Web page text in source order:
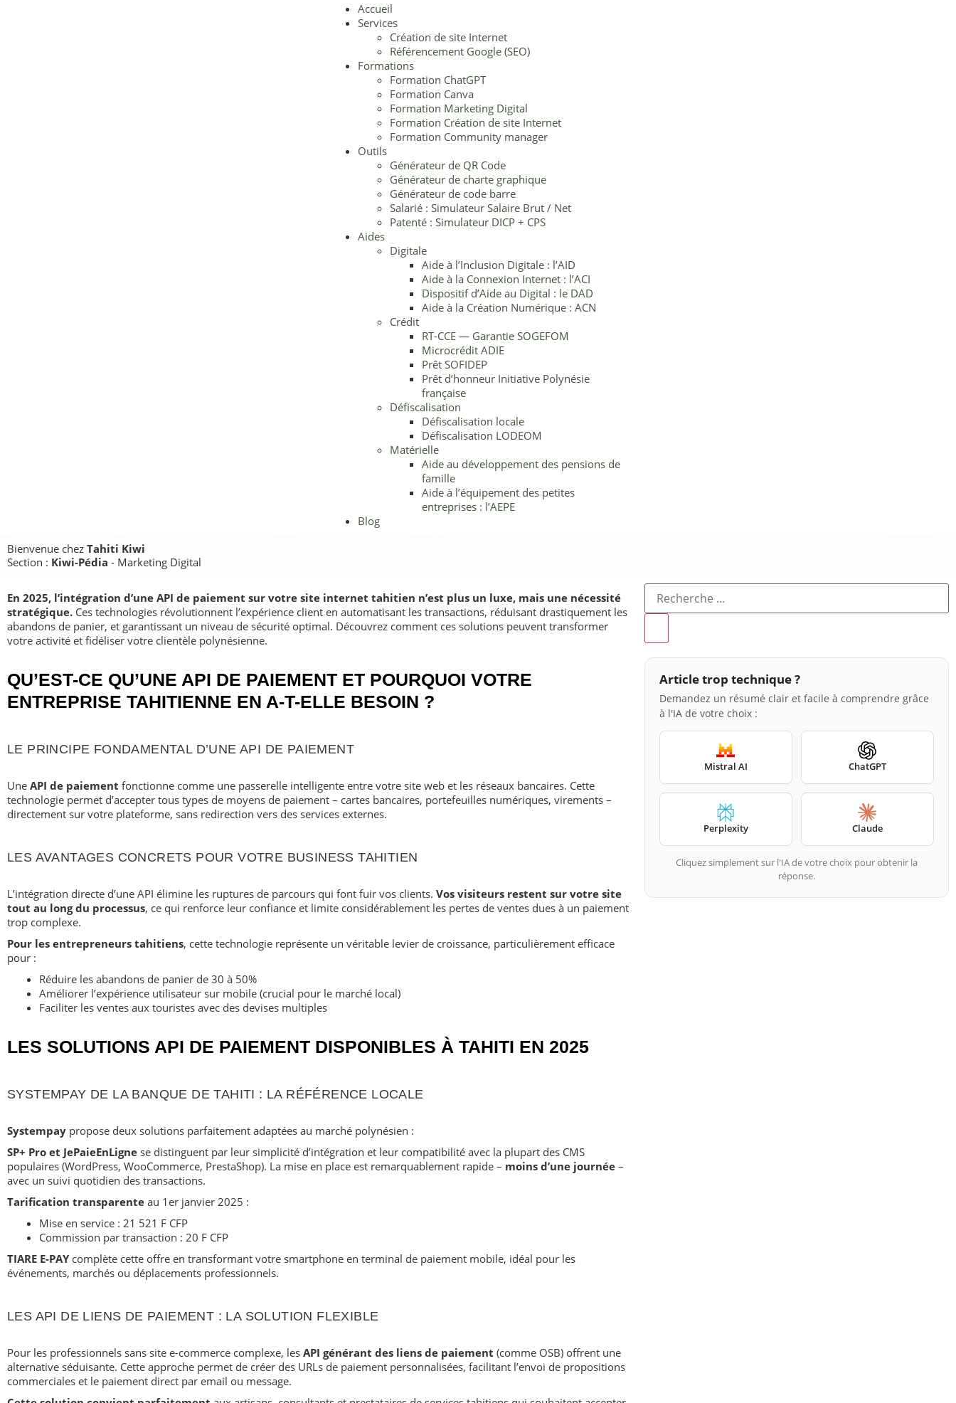
Accueil
Services
Création de site Internet
Référencement Google (SEO)
Formations
Formation ChatGPT
Formation Canva
Formation Marketing Digital
Formation Création de site Internet
Formation Community manager
Outils
Générateur de QR Code
Générateur de charte graphique
Générateur de code barre
Salarié : Simulateur Salaire Brut / Net
Patenté : Simulateur DICP + CPS
Aides
Digitale
Aide à l’Inclusion Digitale : l’AID
Aide à la Connexion Internet : l’ACI
Dispositif d’Aide au Digital : le DAD
Aide à la Création Numérique : ACN
Crédit
RT-CCE — Garantie SOGEFOM
Microcrédit ADIE
Prêt SOFIDEP
Prêt d’honneur Initiative Polynésie
française
Défiscalisation
Défiscalisation locale
Défiscalisation LODEOM
Matérielle
Aide au développement des pensions de
famille
Aide à l’équipement des petites
entreprises : l’AEPE
Blog
Bienvenue chez Tahiti Kiwi
Section : Kiwi-Pédia - Marketing Digital
En 2025, l’intégration d’une API de paiement sur votre site internet tahitien n’est plus un luxe, mais une nécessité
stratégique. Ces technologies révolutionnent l’expérience client en automatisant les transactions, réduisant drastiquement les
abandons de panier, et garantissant un niveau de sécurité optimal. Découvrez comment ces solutions peuvent transformer
votre activité et fidéliser votre clientèle polynésienne.
QU’EST-CE QU’UNE API DE PAIEMENT ET POURQUOI VOTRE
ENTREPRISE TAHITIENNE EN A-T-ELLE BESOIN ?
LE PRINCIPE FONDAMENTAL D’UNE API DE PAIEMENT
Une API de paiement fonctionne comme une passerelle intelligente entre votre site web et les réseaux bancaires. Cette
technologie permet d’accepter tous types de moyens de paiement – cartes bancaires, portefeuilles numériques, virements –
directement sur votre plateforme, sans redirection vers des services externes.
LES AVANTAGES CONCRETS POUR VOTRE BUSINESS TAHITIEN
L’intégration directe d’une API élimine les ruptures de parcours qui font fuir vos clients. Vos visiteurs restent sur votre site
tout au long du processus, ce qui renforce leur confiance et limite considérablement les pertes de ventes dues à un paiement
trop complexe.
Pour les entrepreneurs tahitiens, cette technologie représente un véritable levier de croissance, particulièrement efficace
pour :
Réduire les abandons de panier de 30 à 50%
Améliorer l’expérience utilisateur sur mobile (crucial pour le marché local)
Faciliter les ventes aux touristes avec des devises multiples
LES SOLUTIONS API DE PAIEMENT DISPONIBLES À TAHITI EN 2025
SYSTEMPAY DE LA BANQUE DE TAHITI : LA RÉFÉRENCE LOCALE
Systempay propose deux solutions parfaitement adaptées au marché polynésien :
SP+ Pro et JePaieEnLigne se distinguent par leur simplicité d’intégration et leur compatibilité avec la plupart des CMS
populaires (WordPress, WooCommerce, PrestaShop). La mise en place est remarquablement rapide – moins d’une journée –
avec un suivi quotidien des transactions.
Tarification transparente au 1er janvier 2025 :
Mise en service : 21 521 F CFP
Commission par transaction : 20 F CFP
TIARE E-PAYcomplète cette offre en transformant votre smartphone en terminal de paiement mobile, idéal pour les
événements, marchés ou déplacements professionnels.
LES API DE LIENS DE PAIEMENT : LA SOLUTION FLEXIBLE
Pour les professionnels sans site e-commerce complexe, les API générant des liens de paiement (comme OSB) offrent une
alternative séduisante. Cette approche permet de créer des URLs de paiement personnalisées, facilitant l’envoi de propositions
commerciales et le paiement direct par email ou message.
Article trop technique ?
Demandez un résumé clair et facile à comprendre grâce
à l'IA de votre choix :
Mistral AI ChatGPT
Perplexity Claude
Cliquez simplement sur l'IA de votre choix pour obtenir la
réponse.